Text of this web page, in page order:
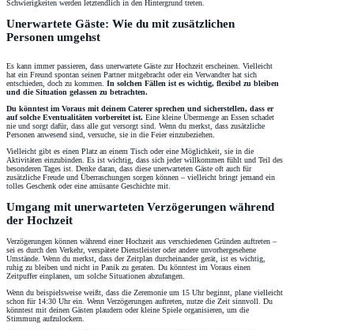
Schwierigkeiten werden letztendlich in den Hintergrund treten.
Unerwartete Gäste: Wie du mit zusätzlichen
Personen umgehst
Es kann immer passieren, dass unerwartete Gäste zur Hochzeit erscheinen. Vielleicht
hat ein Freund spontan seinen Partner mitgebracht oder ein Verwandter hat sich
entschieden, doch zu kommen. In solchen Fällen ist es wichtig, flexibel zu bleiben
und die Situation gelassen zu betrachten.
Du könntest im Voraus mit deinem Caterer sprechen und sicherstellen, dass er
auf solche Eventualitäten vorbereitet ist. Eine kleine Übermenge an Essen schadet
nie und sorgt dafür, dass alle gut versorgt sind. Wenn du merkst, dass zusätzliche
Personen anwesend sind, versuche, sie in die Feier einzubeziehen.
Vielleicht gibt es einen Platz an einem Tisch oder eine Möglichkeit, sie in die
Aktivitäten einzubinden. Es ist wichtig, dass sich jeder willkommen fühlt und Teil des
besonderen Tages ist. Denke daran, dass diese unerwarteten Gäste oft auch für
zusätzliche Freude und Überraschungen sorgen können – vielleicht bringt jemand ein
tolles Geschenk oder eine amüsante Geschichte mit.
Umgang mit unerwarteten Verzögerungen während
der Hochzeit
Verzögerungen können während einer Hochzeit aus verschiedenen Gründen auftreten –
sei es durch den Verkehr, verspätete Dienstleister oder andere unvorhergesehene
Umstände. Wenn du merkst, dass der Zeitplan durcheinander gerät, ist es wichtig,
ruhig zu bleiben und nicht in Panik zu geraten. Du könntest im Voraus einen
Zeitpuffer einplanen, um solche Situationen abzufangen.
Wenn du beispielsweise weißt, dass die Zeremonie um 15 Uhr beginnt, plane vielleicht
schon für 14:30 Uhr ein. Wenn Verzögerungen auftreten, nutze die Zeit sinnvoll. Du
könntest mit deinen Gästen plaudern oder kleine Spiele organisieren, um die
Stimmung aufzulockern.